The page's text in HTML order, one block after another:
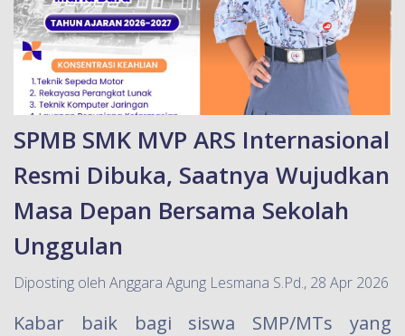
SPMB SMK MVP ARS Internasional
Resmi Dibuka, Saatnya Wujudkan
Masa Depan Bersama Sekolah
Unggulan
Diposting oleh Anggara Agung Lesmana S.Pd., 28 Apr 2026
Kabar baik bagi siswa SMP/MTs yang